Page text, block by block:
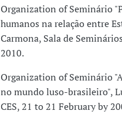
Organization of Seminário
humanos na relação entre
Carmona, Sala de
2010.
Organization of Seminário
no mundo luso-brasileiro",
CES, 21 to 21 February by